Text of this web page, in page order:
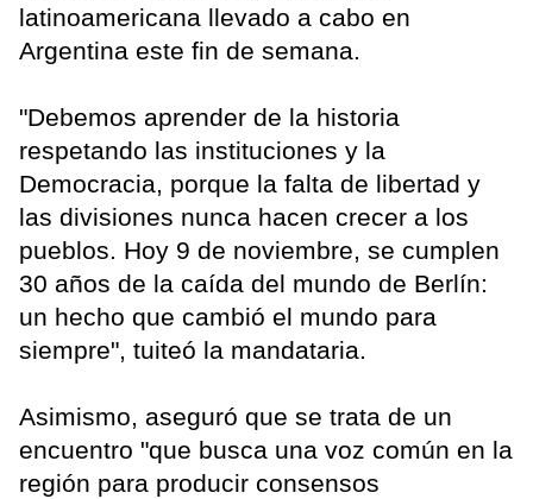
latinoamericana llevado a cabo en
Argentina este fin de semana.
"Debemos aprender de la historia
respetando las instituciones y la
Democracia, porque la falta de libertad y
las divisiones nunca hacen crecer a los
pueblos. Hoy 9 de noviembre, se cumplen
30 años de la caída del mundo de Berlín:
un hecho que cambió el mundo para
siempre", tuiteó la mandataria.
Asimismo, aseguró que se trata de un
encuentro "que busca una voz común en la
región para producir consensos